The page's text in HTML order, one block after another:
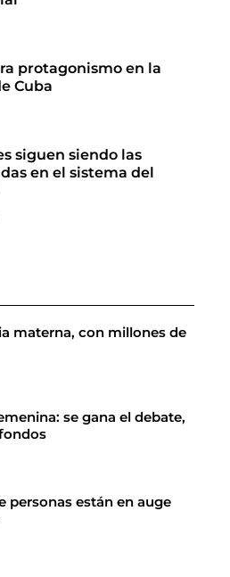
protagonismo en la
Cuba
siguen siendo las
en el sistema del
materna, con millones de
se gana el debate,
personas están en auge